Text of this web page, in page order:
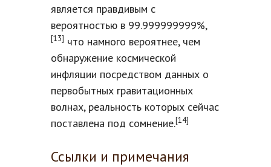
является правдивым с
вероятностью в 99.999999999%,
[13] что намного вероятнее, чем
обнаружение космической
инфляции посредством данных о
первобытных гравитационных
волнах, реальность которых сейчас
поставлена под сомнение.[14]
Ссылки и примечания